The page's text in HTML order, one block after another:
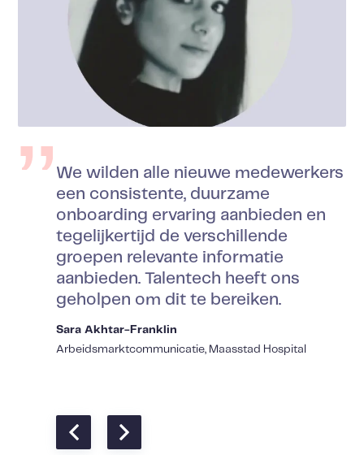
We wilden alle nieuwe medewerkers
een consistente, duurzame
onboarding ervaring aanbieden en
tegelijkertijd de verschillende
groepen relevante informatie
aanbieden. Talentech heeft ons
geholpen om dit te bereiken.
Sara Akhtar-Franklin
Arbeidsmarktcommunicatie, Maasstad Hospital